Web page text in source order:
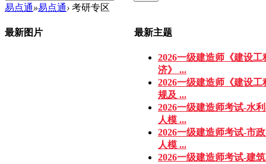
易点通»易点通› 考研专区
最新图片 最新主题
2026一级建造师《建设工
济》 ...
2026一级建造师《建设工
规及 ...
2026一级建造师考试-水
人模 ...
2026一级建造师考试-市
人模 ...
2026一级建造师考试-建